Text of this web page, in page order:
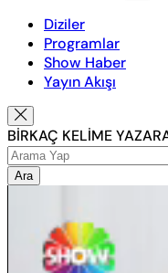
Diziler
Programlar
Show Haber
Yayın Akışı
BİRKAÇ KELİME
Ara